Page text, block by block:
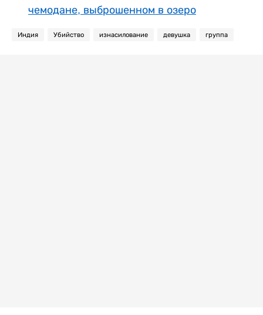
чемодане, выброшенном в озеро
Индия Убийство изнасилование девушка группа